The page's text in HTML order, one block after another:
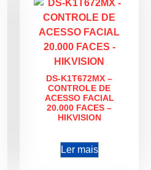
DS-K1T672MX –
CONTROLE DE
ACESSO FACIAL
20.000 FACES –
HIKVISION
Ler mais